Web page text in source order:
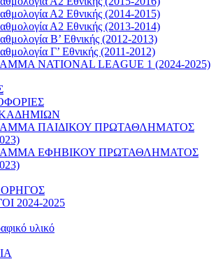
Α2 Εθνικής (2014-2015)
Α2 Εθνικής (2013-2014)
Β’ Εθνικής (2012-2013)
Γ’ Εθνικής (2011-2012)
NATIONAL LEAGUE 1 (2024-2025)
ΠΑΙΔΙΚΟΥ ΠΡΩΤΑΘΛΗΜΑΤΟΣ
ΕΦΗΒΙΚΟΥ ΠΡΩΤΑΘΛΗΜΑΤΟΣ
2024-2025
υλικό